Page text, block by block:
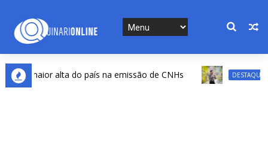
maior alta do país na emissão de CNHs DESTAQUES